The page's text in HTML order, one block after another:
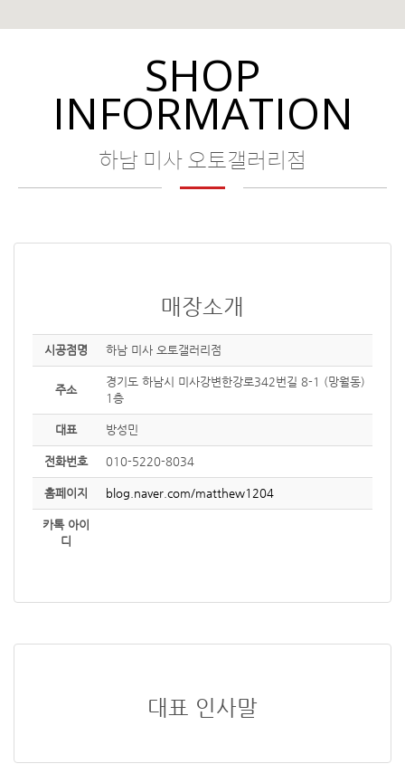
SHOP
INFORMATION
하남 미사 오토갤러리점
매장소개
시공점명 하남 미사 오토갤러리점
주소
경기도 하남시 미사강변한강로342번길 8-1 (망월동)
1층
대표 방성민
전화번호 010-5220-8034
홈페이지 blog.naver.com/matthew1204
카톡 아이
디
대표 인사말